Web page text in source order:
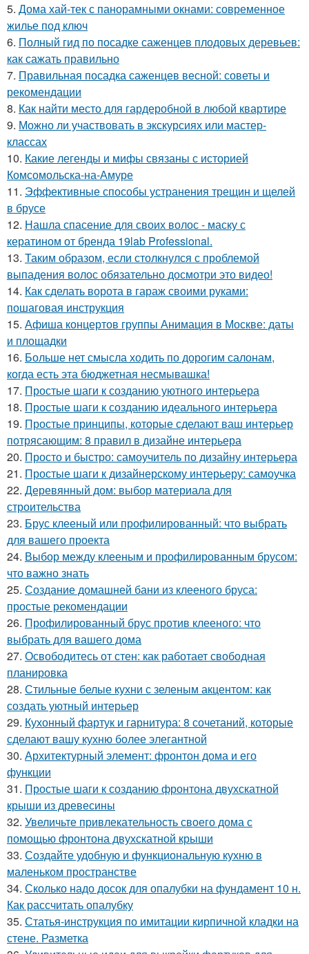
5. Дома хай-тек с панорамными окнами: современное
жилье под ключ
6. Полный гид по посадке саженцев плодовых деревьев:
как сажать правильно
7. Правильная посадка саженцев весной: советы и
рекомендации
8. Как найти место для гардеробной в любой квартире
9. Можно ли участвовать в экскурсиях или мастер-
классах
10. Какие легенды и мифы связаны с историей
Комсомольска-на-Амуре
11. Эффективные способы устранения трещин и щелей
в брусе
12. Нашла спасение для своих волос - маску с
кератином от бренда 19lab Professional.
13. Таким образом, если столкнулся с проблемой
выпадения волос обязательно досмотри это видео!
14. Как сделать ворота в гараж своими руками:
пошаговая инструкция
15. Афиша концертов группы Анимация в Москве: даты
и площадки
16. Больше нет смысла ходить по дорогим салонам,
когда есть эта бюджетная несмывашка!
17. Простые шаги к созданию уютного интерьера
18. Простые шаги к созданию идеального интерьера
19. Простые принципы, которые сделают ваш интерьер
потрясающим: 8 правил в дизайне интерьера
20. Просто и быстро: самоучитель по дизайну интерьера
21. Простые шаги к дизайнерскому интерьеру: самоучка
22. Деревянный дом: выбор материала для
строительства
23. Брус клееный или профилированный: что выбрать
для вашего проекта
24. Выбор между клееным и профилированным брусом:
что важно знать
25. Создание домашней бани из клееного бруса:
простые рекомендации
26. Профилированный брус против клееного: что
выбрать для вашего дома
27. Освободитесь от стен: как работает свободная
планировка
28. Стильные белые кухни с зеленым акцентом: как
создать уютный интерьер
29. Кухонный фартук и гарнитура: 8 сочетаний, которые
сделают вашу кухню более элегантной
30. Архитектурный элемент: фронтон дома и его
функции
31. Простые шаги к созданию фронтона двухскатной
крыши из древесины
32. Увеличьте привлекательность своего дома с
помощью фронтона двухскатной крыши
33. Создайте удобную и функциональную кухню в
маленьком пространстве
34. Сколько надо досок для опалубки на фундамент 10 н.
Как рассчитать опалубку
35. Статья-инструкция по имитации кирпичной кладки на
стене. Разметка